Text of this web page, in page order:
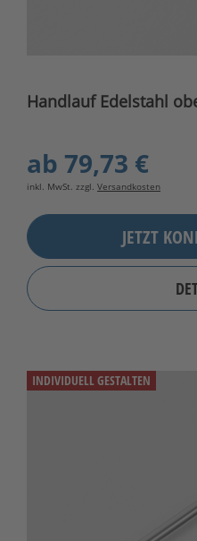
Handlauf Edelstahl
ab 79,73 €
inkl. MwSt. zzgl. Versandkosten
JETZT
INDIVIDUELL GESTALTEN